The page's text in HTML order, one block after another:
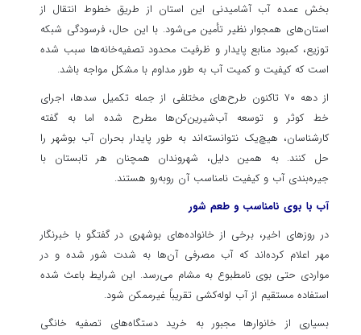
بخش عمده آب آشامیدنی این استان از طریق خطوط انتقال از
استان‌های همجوار نظیر تأمین می‌شود. با این حال، فرسودگی شبکه
توزیع، کمبود منابع پایدار و ظرفیت محدود تصفیه‌خانه‌ها سبب شده
است که کیفیت و کمیت آب به طور مداوم با مشکل مواجه باشد.
از دهه ۷۰ تاکنون طرح‌های مختلفی از جمله تکمیل سدها، اجرای
خط کوثر و توسعه آب‌شیرین‌کن‌ها مطرح شده اما به گفته
کارشناسان، هیچ‌یک نتوانسته‌اند به طور پایدار بحران آب بوشهر را
حل کنند. به همین دلیل، شهروندان همچنان هر تابستان با
جیره‌بندی آب و کیفیت نامناسب آن روبه‌رو هستند.
آب با بوی نامناسب و طعم شور
در روزهای اخیر، برخی از خانواده‌های بوشهری در گفتگو با خبرنگار
مهر اعلام کرده‌اند که آب مصرفی آن‌ها به شدت شور شده و در
مواردی حتی بوی نامطبوع به مشام می‌رسد. این شرایط باعث شده
استفاده مستقیم از آب لوله‌کشی تقریباً غیرممکن شود.
بسیاری از خانوارها مجبور به خرید دستگاه‌های تصفیه خانگی